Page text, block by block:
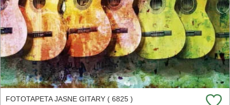
FOTOTAPETA JASNE GITARY ( 6825 )